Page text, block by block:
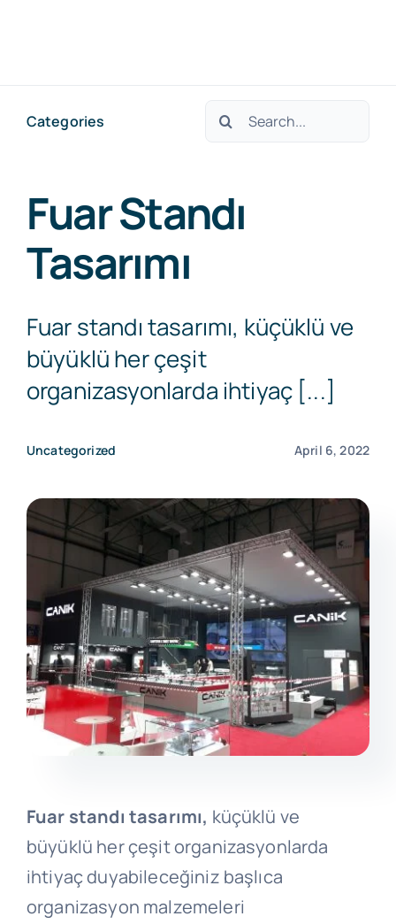
Ana Sayfa
SSS
Pratik Bilgiler
İletişim
Categories
Search
Fuar Standı
Tasarımı
Fuar standı tasarımı, küçüklü ve
büyüklü her çeşit
organizasyonlarda ihtiyaç [...]
Uncategorized April 6, 2022
Fuar standı tasarımı, küçüklü ve
büyüklü her çeşit organizasyonlarda
ihtiyaç duyabileceğiniz başlıca
organizasyon malzemeleri